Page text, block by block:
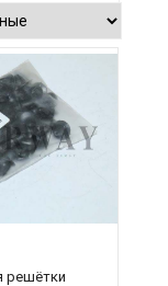
решётки